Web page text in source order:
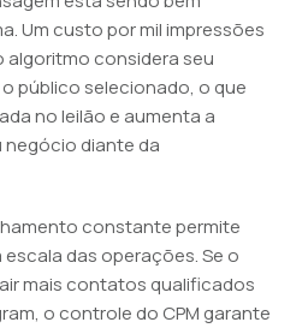
Um custo por mil impressões
considera seu
público selecionado, o que
no leilão e aumenta a
diante da
constante permite
das operações. Se o
mais contatos qualificados
o controle do CPM garante